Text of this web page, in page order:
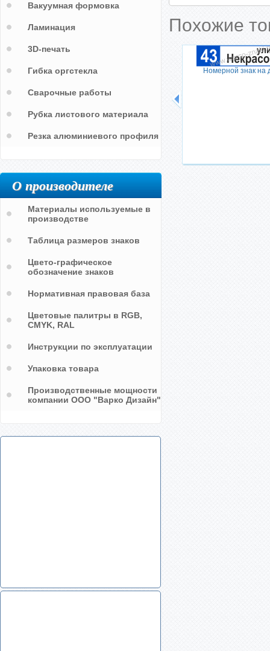
Похожие
Номерной знак на
Вакуумная формовка
Ламинация
3D-печать
Гибка оргстекла
Сварочные работы
Рубка листового материала
Резка алюминиевого профиля
О производителе
Материалы используемые в
производстве
Таблица размеров знаков
Цвето-графическое
обозначение знаков
Нормативная правовая база
Цветовые палитры в RGB,
CMYK, RAL
Инструкции по эксплуатации
Упаковка товара
Производственные мощности
компании ООО "Варко Дизайн"